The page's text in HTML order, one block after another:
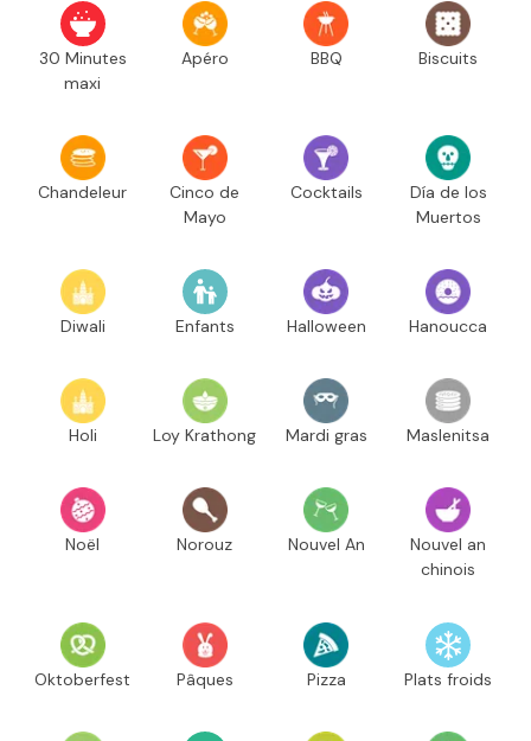
30 Minutes
maxi
Apéro BBQ Biscuits
Chandeleur
Cinco de
Mayo
Cocktails
Día de los
Muertos
Diwali Enfants Halloween Hanoucca
Holi Loy Krathong Mardi gras Maslenitsa
Noël Norouz Nouvel An
Nouvel an
chinois
Oktoberfest Pâques Pizza Plats froids